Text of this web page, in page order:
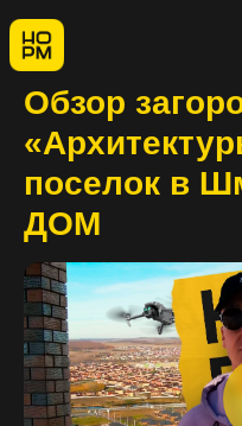
Обзор
поселок в
ДОМ